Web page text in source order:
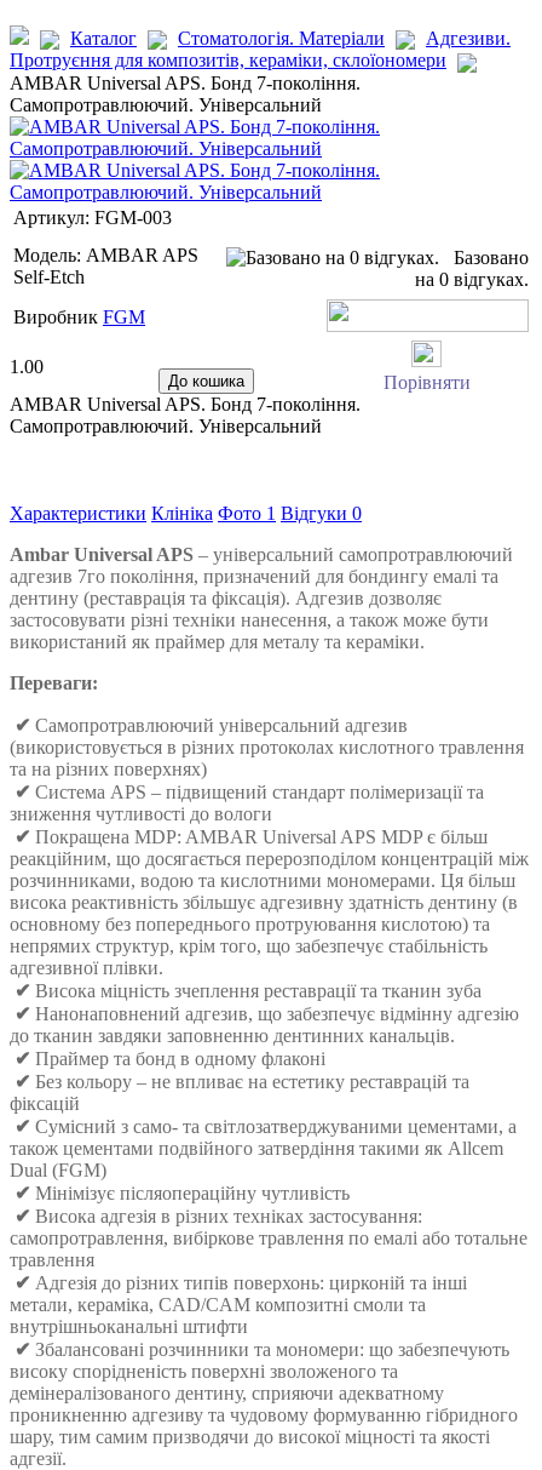
Каталог Стоматологія. Матеріали
Адгезиви.
Протруєння для композитів, кераміки, склоїономери
AMBAR Universal APS. Бонд 7-покоління.
Самопротравлюючий. Універсальний
Артикул: FGM-003
Модель: AMBAR APS
Self-Etch
Базовано
на 0 відгуках.
Виробник FGM
1.00
Порівняти
AMBAR Universal APS. Бонд 7-покоління.
Самопротравлюючий. Універсальний
Характеристики Клініка Фото 1 Відгуки 0
Ambar Universal APS – універсальний самопротравлюючий
адгезив 7го покоління, призначений для бондингу емалі та
дентину (реставрація та фіксація). Адгезив дозволяє
застосовувати різні техніки нанесення, а також може бути
використаний як праймер для металу та кераміки.
Переваги:
✔ Самопротравлюючий універсальний адгезив
(використовується в різних протоколах кислотного травлення
та на різних поверхнях)
✔ Система APS – підвищений стандарт полімеризації та
зниження чутливості до вологи
✔ Покращена MDP: AMBAR Universal APS MDP є більш
реакційним, що досягається перерозподілом концентрацій між
розчинниками, водою та кислотними мономерами. Ця більш
висока реактивність збільшує адгезивну здатність дентину (в
основному без попереднього протруювання кислотою) та
непрямих структур, крім того, що забезпечує стабільність
адгезивної плівки.
✔ Висока міцність зчеплення реставрації та тканин зуба
✔ Нанонаповнений адгезив, що забезпечує відмінну адгезію
до тканин завдяки заповненню дентинних канальців.
✔ Праймер та бонд в одному флаконі
✔ Без кольору – не впливає на естетику реставрацій та
фіксацій
✔ Сумісний з само- та світлозатверджуваними цементами, а
також цементами подвійного затвердіння такими як Allcem
Dual (FGM)
✔ Мінімізує післяопераційну чутливість
✔ Висока адгезія в різних техніках застосування:
самопротравлення, вибіркове травлення по емалі або тотальне
травлення
✔ Адгезія до різних типів поверхонь: цирконій та інші
метали, кераміка, CAD/CAM композитні смоли та
внутрішньоканальні штифти
✔ Збалансовані розчинники та мономери: що забезпечують
високу спорідненість поверхні зволоженого та
демінералізованого дентину, сприяючи адекватному
проникненню адгезиву та чудовому формуванню гібридного
шару, тим самим призводячи до високої міцності та якості
адгезії.